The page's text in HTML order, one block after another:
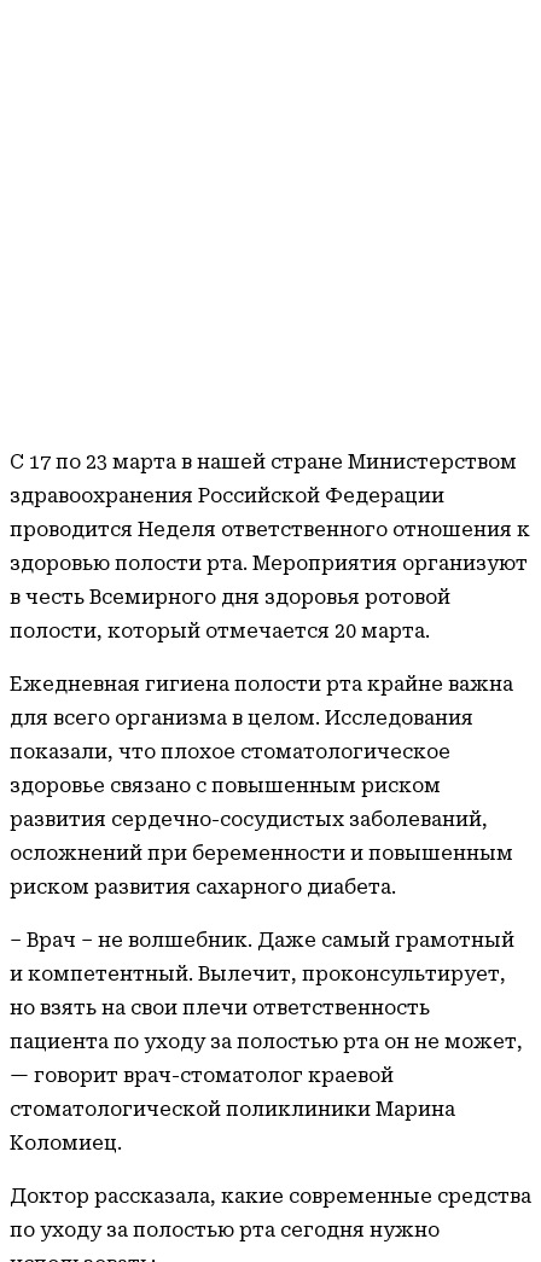
С 17 по 23 марта в нашей стране Министерством
здравоохранения Российской Федерации
проводится Неделя ответственного отношения к
здоровью полости рта. Мероприятия организуют
в честь Всемирного дня здоровья ротовой
полости, который отмечается 20 марта.
Ежедневная гигиена полости рта крайне важна
для всего организма в целом. Исследования
показали, что плохое стоматологическое
здоровье связано с повышенным риском
развития сердечно-сосудистых заболеваний,
осложнений при беременности и повышенным
риском развития сахарного диабета.
– Врач – не волшебник. Даже самый грамотный
и компетентный. Вылечит, проконсультирует,
но взять на свои плечи ответственность
пациента по уходу за полостью рта он не может,
— говорит врач-стоматолог краевой
стоматологической поликлиники Марина
Коломиец.
Доктор рассказала, какие современные средства
по уходу за полостью рта сегодня нужно